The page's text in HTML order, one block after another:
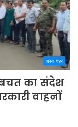
अपना शहर
का संदेश
वाहनों